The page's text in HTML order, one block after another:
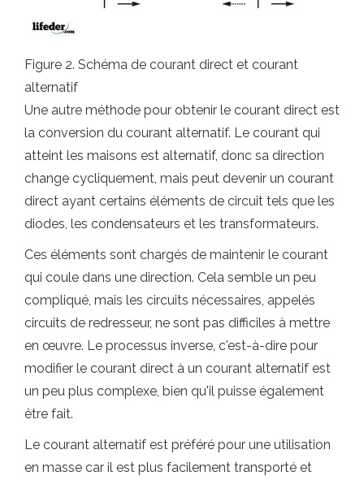
Figure 2. Schéma de courant direct et courant
alternatif
Une autre méthode pour obtenir le courant direct est
la conversion du courant alternatif. Le courant qui
atteint les maisons est alternatif, donc sa direction
change cycliquement, mais peut devenir un courant
direct ayant certains éléments de circuit tels que les
diodes, les condensateurs et les transformateurs.
Ces éléments sont chargés de maintenir le courant
qui coule dans une direction. Cela semble un peu
compliqué, mais les circuits nécessaires, appelés
circuits de redresseur, ne sont pas difficiles à mettre
en œuvre. Le processus inverse, c'est-à-dire pour
modifier le courant direct à un courant alternatif est
un peu plus complexe, bien qu'il puisse également
être fait.
Le courant alternatif est préféré pour une utilisation
en masse car il est plus facilement transporté et